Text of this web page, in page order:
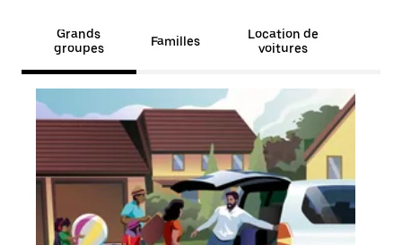
Grands
groupes
Familles
Location de
voitures